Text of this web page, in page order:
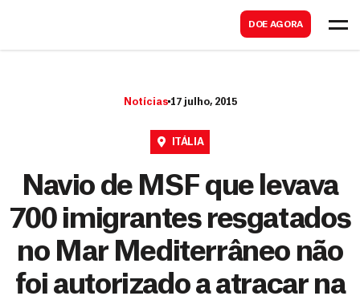
DOE AGORA
r
Notícias 17 julho, 2015
ITÁLIA
Navio de MSF que levava
700 imigrantes resgatados
no Mar Mediterrâneo não
foi autorizado a atracar na
a
r